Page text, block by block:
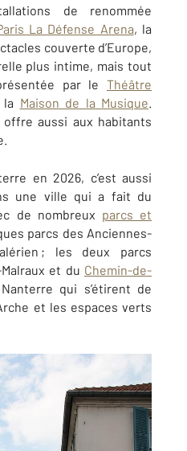
de renommée
La Défense Arena, la
couverte d’Europe,
plus intime, mais tout
par le Théâtre
Maison de la Musique.
offre aussi aux habitants
en 2026, c’est aussi
une ville qui a fait du
de nombreux parcs et
parcs des Anciennes-
; les deux parcs
et du Chemin-de-
qui s’étirent de
et les espaces verts